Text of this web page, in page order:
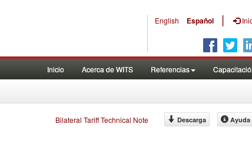
English Español |
Inicio Acerca de WITS Referencias
Bilateral Tariff Technical Note Descarga Ayuda